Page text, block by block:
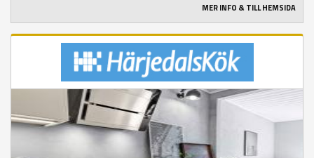
MER INFO & TILL HEMSIDA